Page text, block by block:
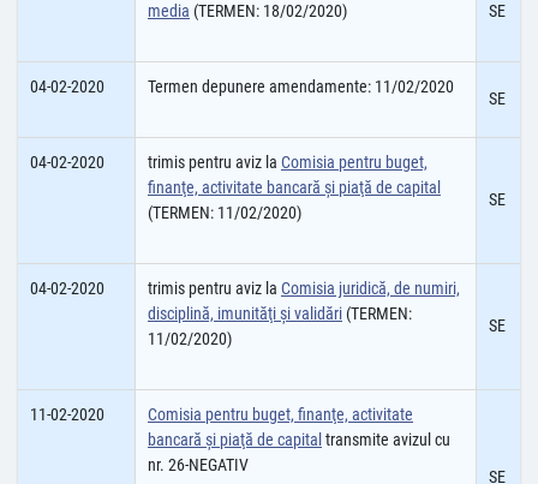
media (TERMEN: 18/02/2020) SE
04-02-2020 Termen depunere amendamente: 11/02/2020
SE
04-02-2020 trimis pentru aviz la Comisia pentru buget,
finanţe, activitate bancară şi piaţă de capital
(TERMEN: 11/02/2020)
SE
04-02-2020 trimis pentru aviz la Comisia juridică, de numiri,
disciplină, imunităţi şi validări (TERMEN:
11/02/2020)
SE
11-02-2020
Comisia pentru buget, finanţe, activitate
bancară şi piaţă de capital transmite avizul cu
nr. 26-NEGATIV
SE